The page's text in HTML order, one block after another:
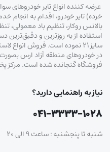
عرضه کننده انواع تایر خودروهای
خرده‌) تایر خودرو، اقدام به انجام
بالانس روکار، تنظیم باد معمولی،
سایز ۲۱ نموده است. فروش
در خودروهای منطقه آزاد ارس
فروشگاه گنجانده شده است.
نیاز به راهنمایی دارید؟
۰۴۱-۳۳۳۳-۱۰۲۸
شنبه تا پنجشنبه : ساعت ۹ الی ۲۰